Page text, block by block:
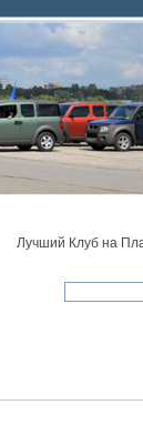
Лучший Клуб на